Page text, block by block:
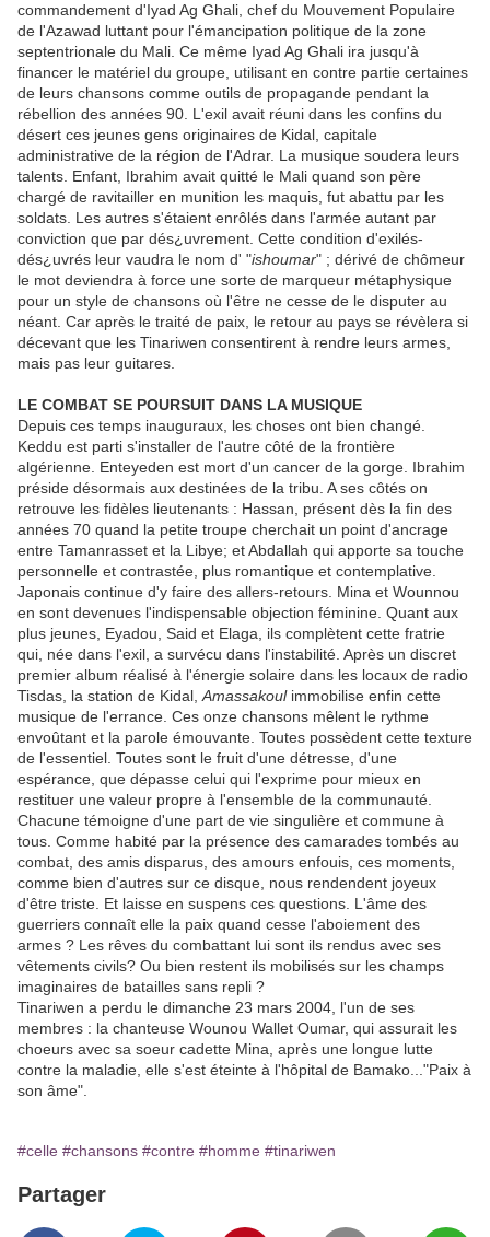
commandement d'Iyad Ag Ghali, chef du Mouvement Populaire
de l'Azawad luttant pour l'émancipation politique de la zone
septentrionale du Mali. Ce même Iyad Ag Ghali ira jusqu'à
financer le matériel du groupe, utilisant en contre partie certaines
de leurs chansons comme outils de propagande pendant la
rébellion des années 90. L'exil avait réuni dans les confins du
désert ces jeunes gens originaires de Kidal, capitale
administrative de la région de l'Adrar. La musique soudera leurs
talents. Enfant, Ibrahim avait quitté le Mali quand son père
chargé de ravitailler en munition les maquis, fut abattu par les
soldats. Les autres s'étaient enrôlés dans l'armée autant par
conviction que par dés¿uvrement. Cette condition d'exilés-
dés¿uvrés leur vaudra le nom d' "ishoumar" ; dérivé de chômeur
le mot deviendra à force une sorte de marqueur métaphysique
pour un style de chansons où l'être ne cesse de le disputer au
néant. Car après le traité de paix, le retour au pays se révèlera si
décevant que les Tinariwen consentirent à rendre leurs armes,
mais pas leur guitares.
LE COMBAT SE POURSUIT DANS LA MUSIQUE
Depuis ces temps inauguraux, les choses ont bien changé.
Keddu est parti s'installer de l'autre côté de la frontière
algérienne. Enteyeden est mort d'un cancer de la gorge. Ibrahim
préside désormais aux destinées de la tribu. A ses côtés on
retrouve les fidèles lieutenants : Hassan, présent dès la fin des
années 70 quand la petite troupe cherchait un point d'ancrage
entre Tamanrasset et la Libye; et Abdallah qui apporte sa touche
personnelle et contrastée, plus romantique et contemplative.
Japonais continue d'y faire des allers-retours. Mina et Wounnou
en sont devenues l'indispensable objection féminine. Quant aux
plus jeunes, Eyadou, Said et Elaga, ils complètent cette fratrie
qui, née dans l'exil, a survécu dans l'instabilité. Après un discret
premier album réalisé à l'énergie solaire dans les locaux de radio
Tisdas, la station de Kidal, Amassakoulimmobilise enfin cette
musique de l'errance. Ces onze chansons mêlent le rythme
envoûtant et la parole émouvante. Toutes possèdent cette texture
de l'essentiel. Toutes sont le fruit d'une détresse, d'une
espérance, que dépasse celui qui l'exprime pour mieux en
restituer une valeur propre à l'ensemble de la communauté.
Chacune témoigne d'une part de vie singulière et commune à
tous. Comme habité par la présence des camarades tombés au
combat, des amis disparus, des amours enfouis, ces moments,
comme bien d'autres sur ce disque, nous rendendent joyeux
d'être triste. Et laisse en suspens ces questions. L'âme des
guerriers connaît elle la paix quand cesse l'aboiement des
armes ? Les rêves du combattant lui sont ils rendus avec ses
vêtements civils? Ou bien restent ils mobilisés sur les champs
imaginaires de batailles sans repli ?
Tinariwen a perdu le dimanche 23 mars 2004, l'un de ses
membres : la chanteuse Wounou Wallet Oumar, qui assurait les
choeurs avec sa soeur cadette Mina, après une longue lutte
contre la maladie, elle s'est éteinte à l'hôpital de Bamako..."Paix à
son âme".
#celle #chansons #contre #homme #tinariwen
Partager